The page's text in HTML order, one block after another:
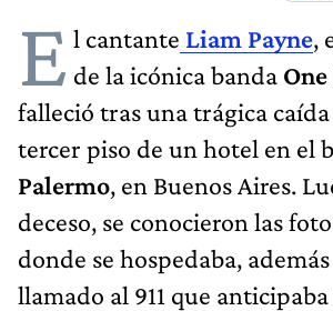
E l cantante Liam Payne,
de la icónica banda
falleció tras una trágica caída
tercer piso de un hotel en el
Palermo, en Buenos Aires.
deceso, se conocieron las
donde se hospedaba,
llamado al 911 que